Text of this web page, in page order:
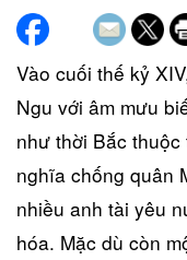
Vào cuối thế kỷ
Ngu với âm mưu
như thời Bắc
nghĩa chống quân
nhiều anh tài yêu
hóa. Mặc dù còn